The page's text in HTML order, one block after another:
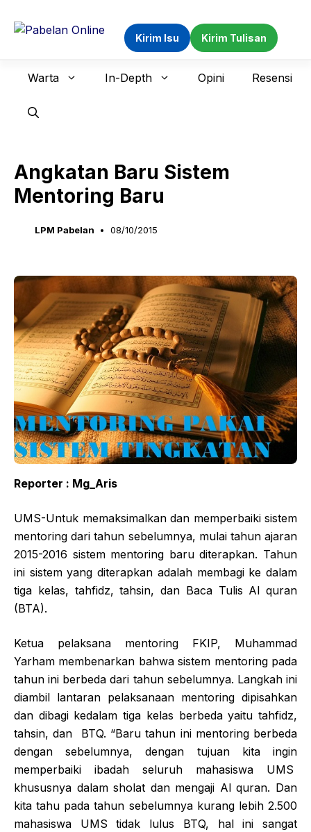
Kirim Isu Kirim Tulisan
Warta In-Depth Opini Resensi
Angkatan Baru Sistem
Mentoring Baru
LPM Pabelan 08/10/2015
Reporter : Mg_Aris
UMS-Untuk memaksimalkan dan memperbaiki sistem
mentoring dari tahun sebelumnya, mulai tahun ajaran
2015-2016 sistem mentoring baru diterapkan. Tahun
ini sistem yang diterapkan adalah membagi ke dalam
tiga kelas, tahfidz, tahsin, dan Baca Tulis Al quran
(BTA).
Ketua pelaksana mentoring FKIP, Muhammad
Yarham membenarkan bahwa sistem mentoring pada
tahun ini berbeda dari tahun sebelumnya. Langkah ini
diambil lantaran pelaksanaan mentoring dipisahkan
dan dibagi kedalam tiga kelas berbeda yaitu tahfidz,
tahsin, dan BTQ. “Baru tahun ini mentoring berbeda
dengan sebelumnya, dengan tujuan kita ingin
memperbaiki ibadah seluruh mahasiswa UMS
khususnya dalam sholat dan mengaji Al quran. Dan
kita tahu pada tahun sebelumnya kurang lebih 2.500
mahasiswa UMS tidak lulus BTQ, hal ini sangat